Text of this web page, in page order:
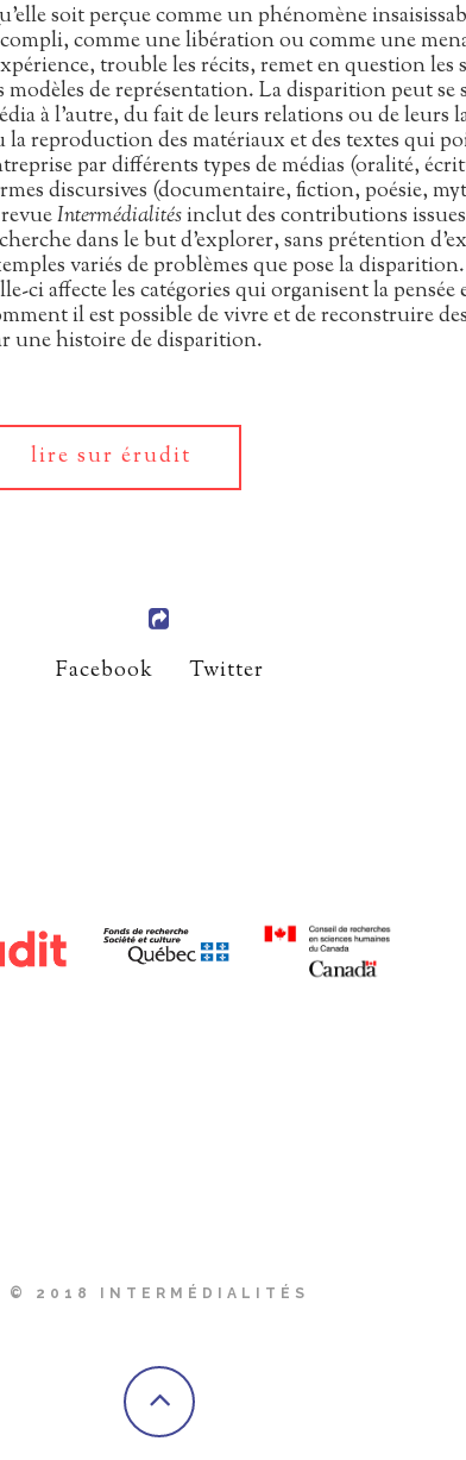
soit perçue comme un phénomène
comme une libération ou comme une
trouble les récits, remet en question
modèles de représentation. La disparition peut se
à l’autre, du fait de leurs relations ou de
la reproduction des matériaux et des textes qui
par différents types de médias (oralité,
discursives (documentaire, fiction, poésie,
Intermédialitésinclut des contributions
dans le but d’explorer, sans prétention
variés de problèmes que pose la
ci affecte les catégories qui organisent la pensée
il est possible de vivre et de reconstruire
une histoire de disparition.
lire sur érudit
Facebook Twitter
© 2018 INTERMÉDIALITÉS